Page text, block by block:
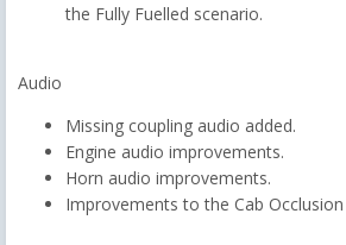
the Fully Fuelled scenario.
Audio
Missing coupling audio added.
Engine audio improvements.
Horn audio improvements.
Improvements to the Cab